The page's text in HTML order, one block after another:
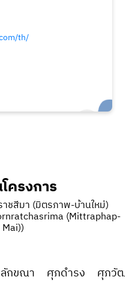
th/
ครงการ
ชสีมา (มิตรภาพ-บ้านใหม่)
(ฺMittraphap-
กขณา ศุภดำรง ศุภวัฒน